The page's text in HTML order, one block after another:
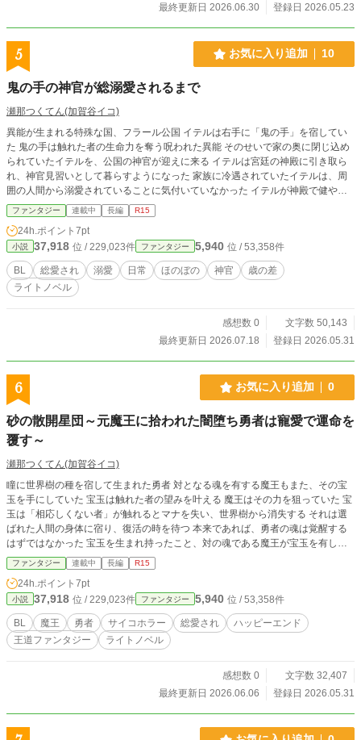
最終更新日 2026.06.30
登録日 2026.05.23
5 お気に入り追加 10
鬼の手の神官が総溺愛されるまで
瀬那つくてん(加賀谷イコ)
異能が生まれる特殊な国、フラール公国 イテルは右手に「鬼の手」を宿してい
た 鬼の手は触れた者の生命力を奪う呪われた異能 そのせいで家の奥に閉じ込め
られていたイテルを、公国の神官が迎えに来る イテルは宮廷の神殿に引き取ら
れ、神官見習いとして暮らすようになった 家族に冷遇されていたイテルは、周
囲の人間から溺愛されていることに気付いていなかった イテルが神殿で健やか
に暮らしているうち、公爵家にふたりの子どもが生まれる その次男が、イテル
の運命を変えていく タイトル変更しました 前タイトル「鬼の手の神官は総溺愛
に気付かない」 ＊小説家になろう、カクヨムにも掲載中
ファンタジー 連載中 長編 R15
24h.ポイント 7pt
小説 37,918 位 / 229,023件 ファンタジー 5,940 位 / 53,358件
BL 総愛され 溺愛 日常 ほのぼの 神官
歳の差
ライトノベル
感想数 0
文字数 50,143
最終更新日 2026.07.18
登録日 2026.05.31
6 お気に入り追加 0
砂の散開星団～元魔王に拾われた闇堕ち勇者は寵愛で運命を
覆す～
瀬那つくてん(加賀谷イコ)
瞳に世界樹の種を宿して生まれた勇者 対となる魂を有する魔王もまた、その宝
玉を手にしていた 宝玉は触れた者の望みを叶える 魔王はその力を狙っていた 宝
玉は「相応しくない者」が触れるとマナを失い、世界樹から消失する それは選
ばれた人間の身体に宿り、復活の時を待つ 本来であれば、勇者の魂は覚醒する
はずではなかった 宝玉を生まれ持ったこと、対の魂である魔王が宝玉を有して
いたことで、勇者は戦いたくもないのに戦わなければならなくなった だが、勇
者には、他に選択肢はなかった 自ら閉ざした勇者の運命は宝玉によって覆され
る 世界から捨てられた勇者を元魔王が拾う 元魔王は、対の魂を有する勇者を愛
するようになっていた すべてに失望していた勇者は、愛されることに慣れてい
なかった 宝玉は、最高神アーテルから最初の勇者アナスタシアへの贈り物だっ
た だが、果たしてそれは本当に贈り物だったのだろうか 【王道ファンタジー×
サイコホラー】 過去作のリメイク版です 「イフの葬列～天使は人の子を愛す
説家になろう、カクヨムにも掲載 ＊同人誌版1巻 頒布中
ファンタジー 連載中 長編 R15
24h.ポイント 7pt
小説 37,918 位 / 229,023件 ファンタジー 5,940 位 / 53,358件
BL 魔王 勇者 サイコホラー 総愛され
ハッピーエンド
王道ファンタジー
ライトノベル
感想数 0
文字数 32,407
最終更新日 2026.06.06
登録日 2026.05.31